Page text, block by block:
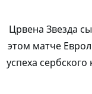
Црвена Звезда
этом матче
успеха